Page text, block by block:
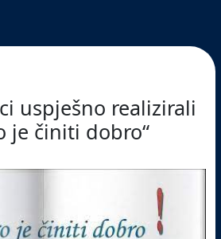
uspješno realizirali
je činiti dobro“